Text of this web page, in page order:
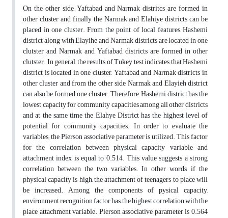
On the other side, Yaftabad and Narmak distritcs are formed in
other cluster and finally the Narmak and Elahiye districts can be
placed in one cluster. From the point of local features, Hashemi
district along with Elayihe and Narmak districts are located in one
clutster and Narmak and Yaftabad districts are formed in other
clutster. In general, the results of Tukey test indicates that Hashemi
district is located in one cluster, Yaftabad and Narmak districts in
other cluster and from the other side, Narmak and Elayieh district
can also be formed one cluster. Therefore, Hashemi district has the
lowest capacity for community capacities among all other districts
and at the same time the Elahye District has the highest level of
potential for community capacities. In order to evaluate the
variables; the Pierson associative parameter is utilized. This factor
for the correlation between physical capacity variable and
attachment index is equal to 0.514. This value suggests a strong
correlation between the two variables. In other words, if the
physical capacity is high, the attachment of teenagers to place will
be increased. Among the components of pysical capacity,
environment recognition factor has the highest correlation with the
place attachment variable. Pierson associative parameter is 0.564